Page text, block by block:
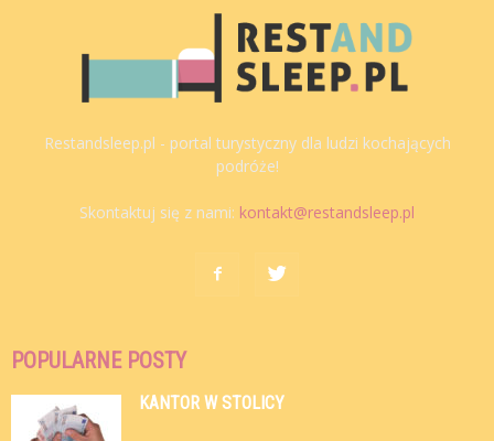
Restandsleep.pl - portal turystyczny dla ludzi kochających
podróże!
Skontaktuj się z nami: kontakt@restandsleep.pl
POPULARNE POSTY
KANTOR W STOLICY